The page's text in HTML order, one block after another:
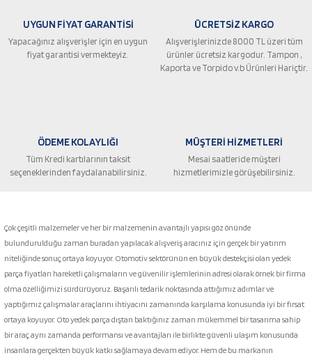
UYGUN FİYAT GARANTİSİ
Yapacağınız alışverişler için en uygun
fiyat garantisi vermekteyiz.
ÜCRETSİZ KARGO
Alışverişlerinizde 8000 TL üzeri tüm
ürünler ücretsiz kargodur. Tampon ,
Kaporta ve Torpido v.b Ürünleri Hariçtir.
ÖDEME KOLAYLIĞI
Tüm Kredi kartılarının taksit
seçeneklerinden faydalanabilirsiniz.
MÜŞTERİ HİZMETLERİ
Mesai saatleride müşteri
hizmetlerimizle görüşebilirsiniz.
Çok çeşitli malzemeler ve her bir malzemenin avantajlı yapısı göz önünde
bulundurulduğu zaman buradan yapılacak alışveriş aracınız için gerçek bir yatırım
niteliğinde sonuç ortaya koyuyor. Otomotiv sektörünün en büyük destekçisi olan yedek
parça fiyatları hareketli çalışmaların ve güvenilir işlemlerinin adresi olarak örnek bir firma
olma özelliğimizi sürdürüyoruz. Başarılı tedarik noktasında attığımız adımlar ve
yaptığımız çalışmalar araçlarını ihtiyacını zamanında karşılama konusunda iyi bir fırsat
ortaya koyuyor. Oto yedek parça dıştan baktığınız zaman mükemmel bir tasarıma sahip
bir araç aynı zamanda performansı ve avantajları ile birlikte güvenli ulaşım konusunda
insanlara gerçekten büyük katkı sağlamaya devam ediyor. Hem de bu markanın